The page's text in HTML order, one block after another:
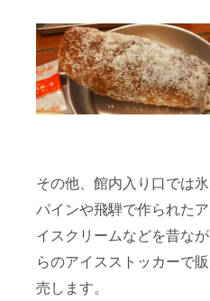
その他、館内入り口では氷
パインや飛騨で作られたア
イスクリームなどを昔なが
らのアイスストッカーで販
売します。